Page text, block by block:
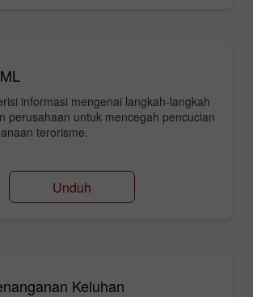
informasi mengenai langkah-langkah
perusahaan untuk mencegah pencucian
terorisme.
Unduh
Keluhan